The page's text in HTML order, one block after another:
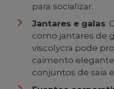
para socializar.
Jantares e galas:
como jantares de
viscolycra pode
caimento
conjuntos de saia